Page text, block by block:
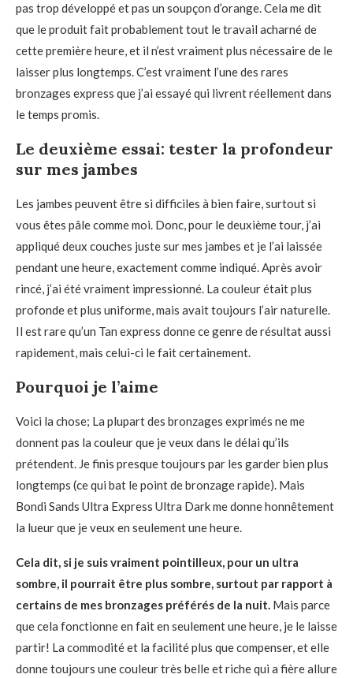
pas trop développé et pas un soupçon d’orange. Cela me dit
que le produit fait probablement tout le travail acharné de
cette première heure, et il n’est vraiment plus nécessaire de le
laisser plus longtemps. C’est vraiment l’une des rares
bronzages express que j’ai essayé qui livrent réellement dans
le temps promis.
Le deuxième essai: tester la profondeur
sur mes jambes
Les jambes peuvent être si difficiles à bien faire, surtout si
vous êtes pâle comme moi. Donc, pour le deuxième tour, j’ai
appliqué deux couches juste sur mes jambes et je l’ai laissée
pendant une heure, exactement comme indiqué. Après avoir
rincé, j’ai été vraiment impressionné. La couleur était plus
profonde et plus uniforme, mais avait toujours l’air naturelle.
Il est rare qu’un Tan express donne ce genre de résultat aussi
rapidement, mais celui-ci le fait certainement.
Pourquoi je l’aime
Voici la chose; La plupart des bronzages exprimés ne me
donnent pas la couleur que je veux dans le délai qu’ils
prétendent. Je finis presque toujours par les garder bien plus
longtemps (ce qui bat le point de bronzage rapide). Mais
Bondi Sands Ultra Express Ultra Dark me donne honnêtement
la lueur que je veux en seulement une heure.
Cela dit, si je suis vraiment pointilleux, pour un ultra
sombre, il pourrait être plus sombre, surtout par rapport à
certains de mes bronzages préférés de la nuit. Mais parce
que cela fonctionne en fait en seulement une heure, je le laisse
partir! La commodité et la facilité plus que compenser, et elle
donne toujours une couleur très belle et riche qui a fière allure